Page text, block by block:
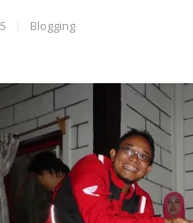
Blogging